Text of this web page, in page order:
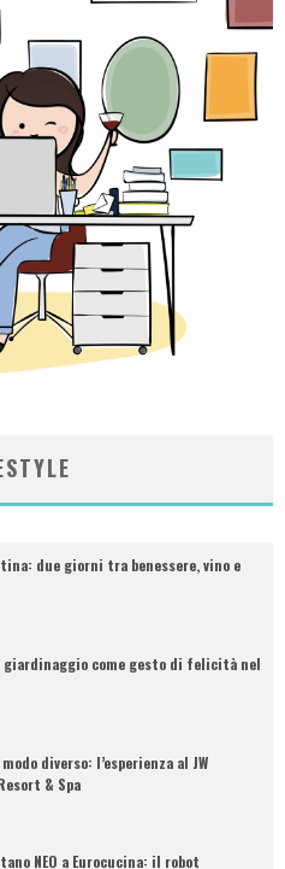
due giorni tra benessere, vino e
come gesto di felicità nel
diverso: l’esperienza al JW
& Spa
NEO a Eurocucina: il robot